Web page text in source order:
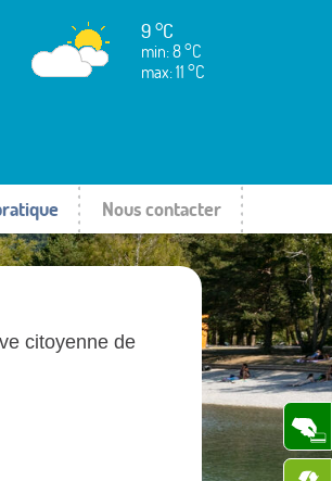
9 °C
min: 8 °C
max: 11 °C
Nous contacter
citoyenne de